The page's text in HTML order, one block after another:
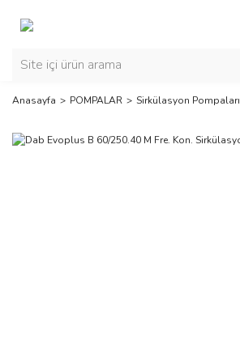
Anasayfa POMPALAR Sirkülasyon Pompaları